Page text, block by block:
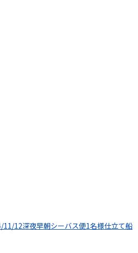
11/12深夜早朝シーバス便1名様仕立て船